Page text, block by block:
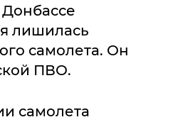
лишилась
самолета. Он
ПВО.
самолета